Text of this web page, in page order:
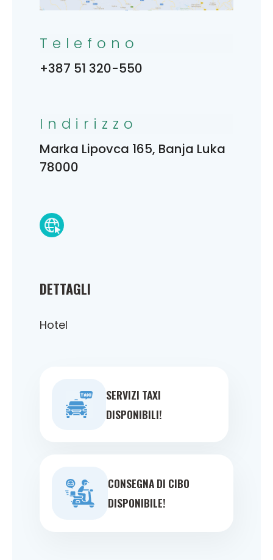
DETTAGLI
Hotel
SERVIZI TAXI
DISPONIBILI!
CONSEGNA DI CIBO
DISPONIBILE!
Telefono
+387 51 320-550
Indirizzo
Marka Lipovca 165, Banja Luka
78000